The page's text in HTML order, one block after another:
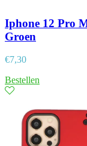
Iphone 12 Pro
Groen
€7,30
Bestellen